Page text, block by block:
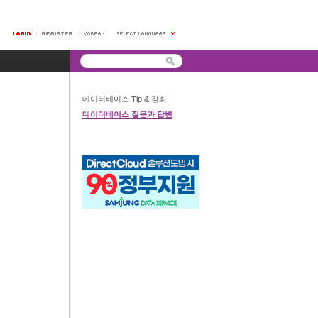
데이터베이스 Tip & 강좌
데이터베이스 질문과 답변